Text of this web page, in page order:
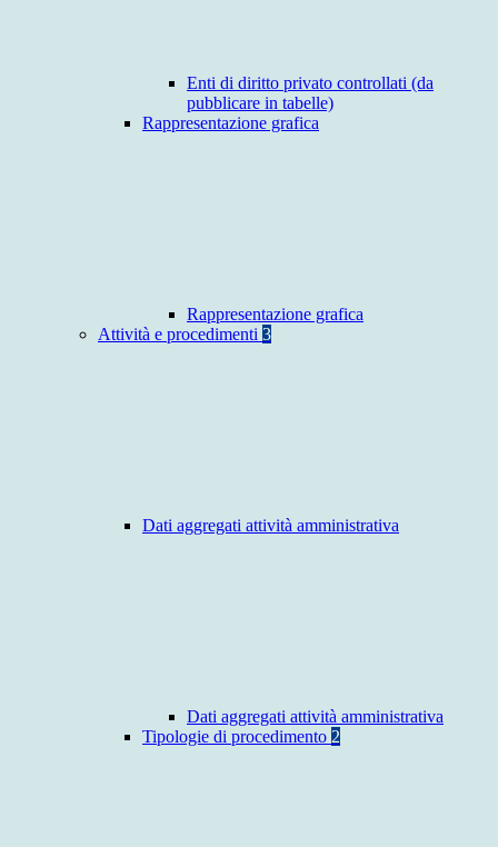
Enti di diritto privato controllati (da
pubblicare in tabelle)
Rappresentazione grafica
Rappresentazione grafica
Attività e procedimenti 3
Dati aggregati attività amministrativa
Dati aggregati attività amministrativa
Tipologie di procedimento 2